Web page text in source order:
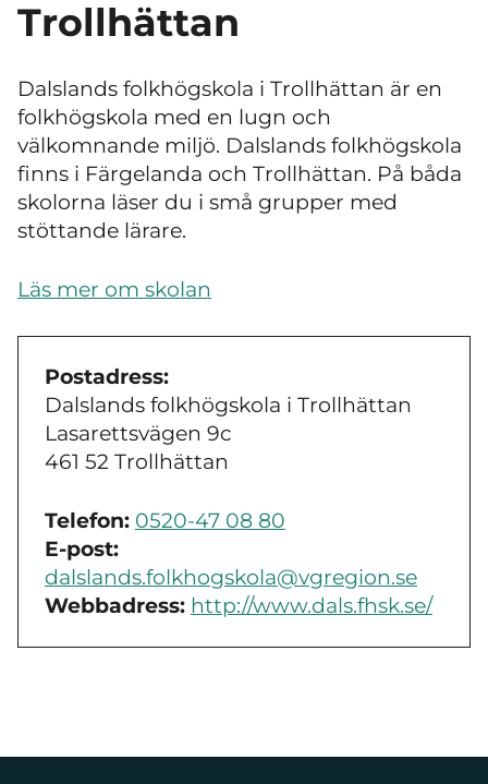
Trollhättan
Dalslands folkhögskola i Trollhättan är en
folkhögskola med en lugn och
välkomnande miljö. Dalslands folkhögskola
finns i Färgelanda och Trollhättan. På båda
skolorna läser du i små grupper med
stöttande lärare.
Läs mer om skolan
Postadress:
Dalslands folkhögskola i Trollhättan
Lasarettsvägen 9c
461 52 Trollhättan
Telefon: 0520-47 08 80
E-post:
dalslands.folkhogskola@vgregion.se
Webbadress: http://www.dals.fhsk.se/